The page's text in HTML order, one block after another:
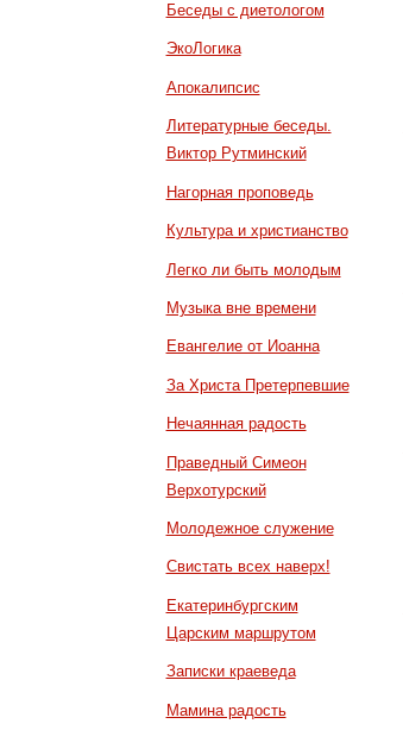
Беседы с диетологом
ЭкоЛогика
Апокалипсис
Литературные беседы.
Виктор Рутминский
Нагорная проповедь
Культура и христианство
Легко ли быть молодым
Музыка вне времени
Евангелие от Иоанна
За Христа Претерпевшие
Нечаянная радость
Праведный Симеон
Верхотурский
Молодежное служение
Свистать всех наверх!
Екатеринбургским
Царским маршрутом
Записки краеведа
Мамина радость